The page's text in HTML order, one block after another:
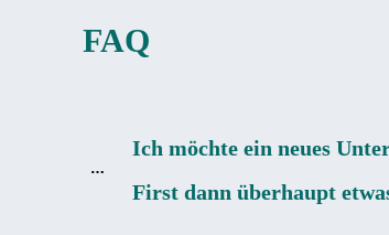
FAQ
Ich möchte ein neues
First dann überhaupt